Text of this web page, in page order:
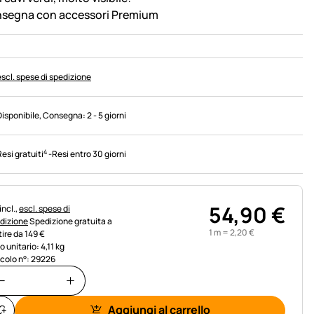
con accessori Premium
spese di spedizione
, Consegna:2 - 5 giorni
gratuiti4-Resi entro 30 giorni
fiscali:
escl. spese di
Spedizione gratuita a
da 149 €
unitario: 4,11 kg
n°: 29226
54,90€
1 m =2,20€
Aggiungi al carrello